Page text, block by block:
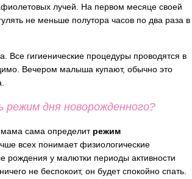
лучей. На первом месяце своей
не меньше полутора часов по два раза в
Все гигиенические процедуры проводятся в
Вечером малыша купают, обычно это
режим дня новорожденного?
сама определит режим
всех понимает физиологические
рождения у малютки периоды активности
не беспокоит, он будет спокойно спать.